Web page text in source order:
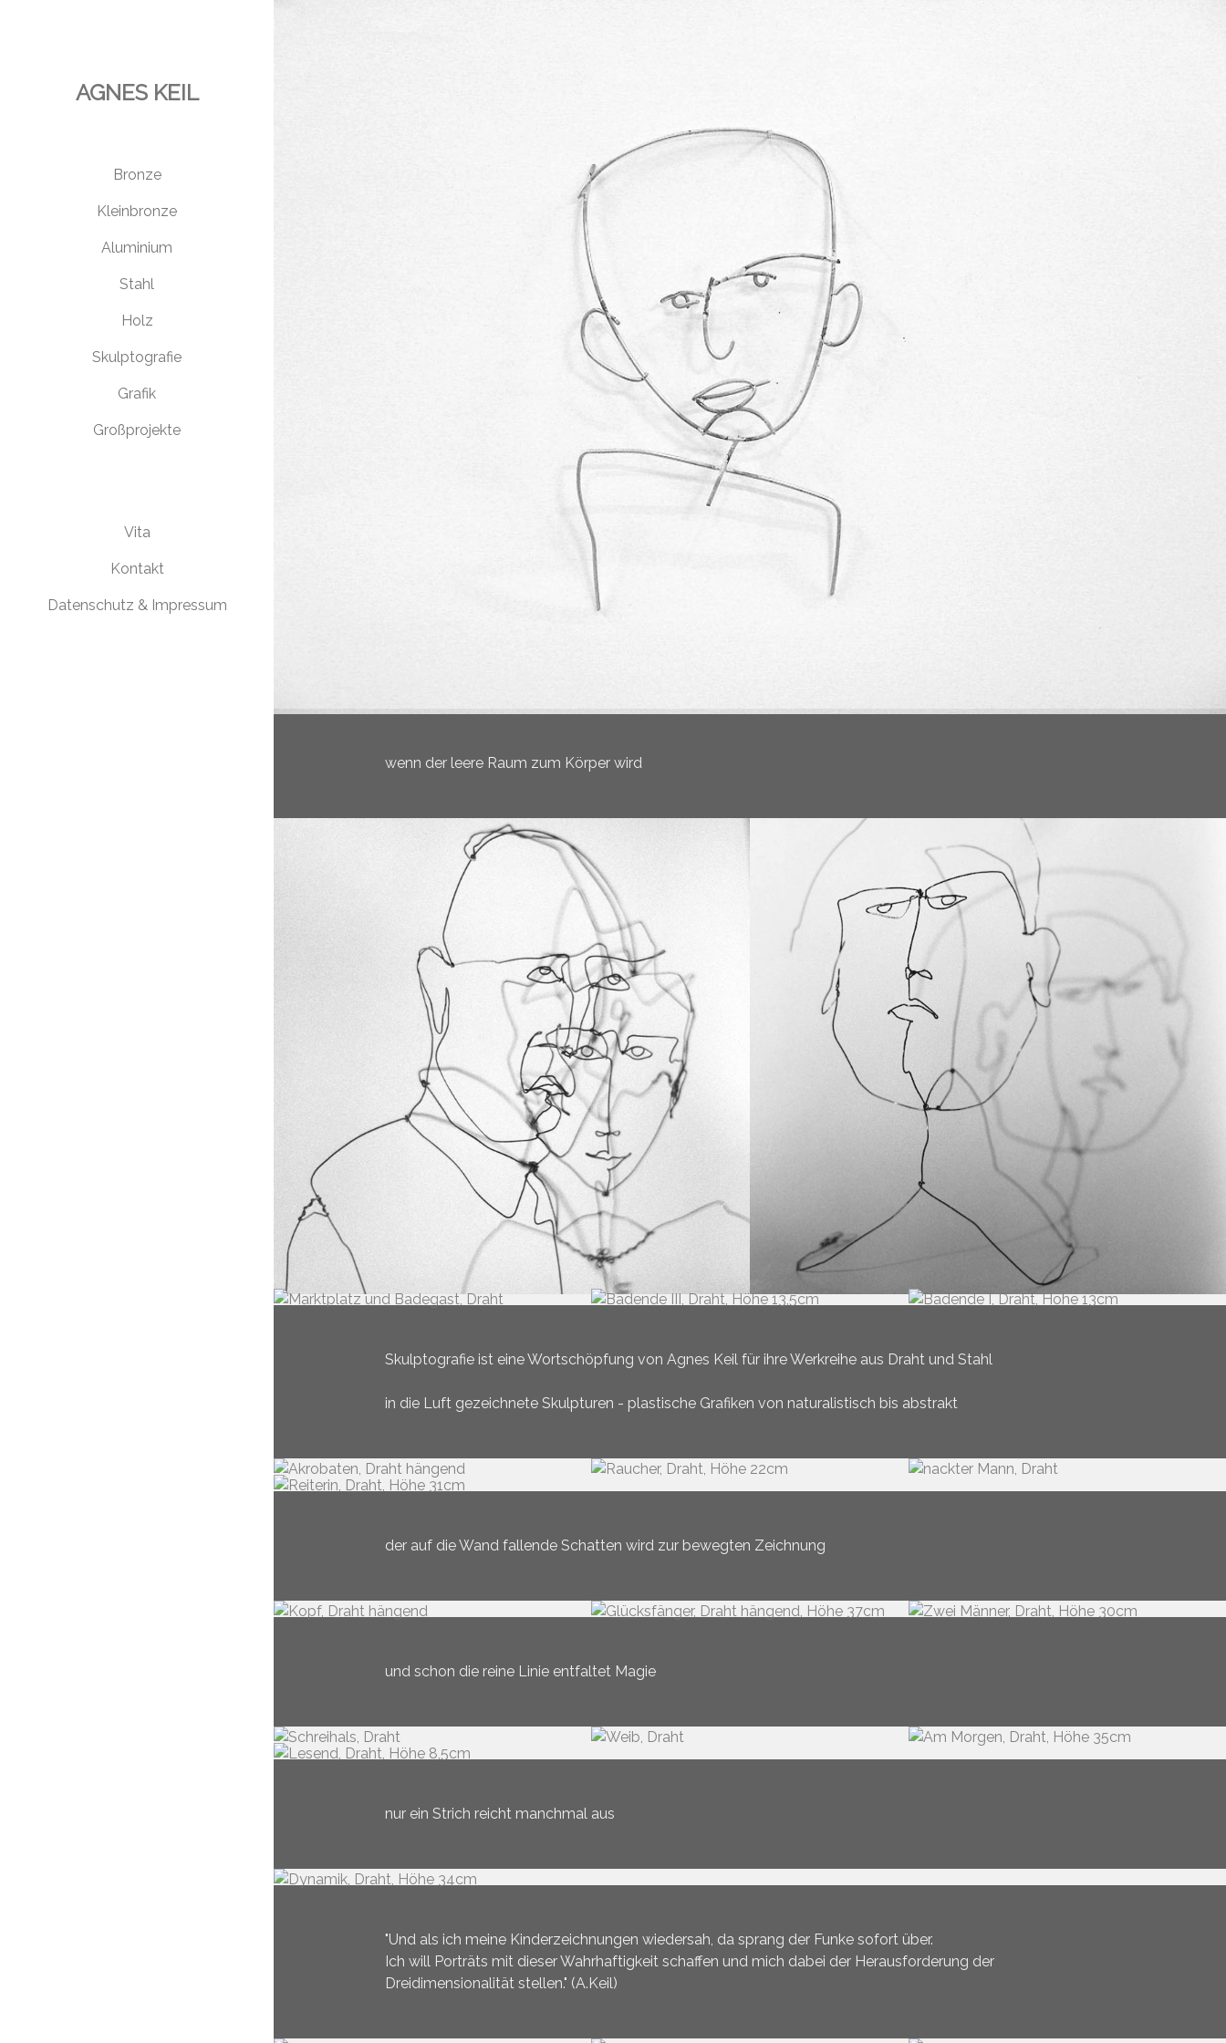
AGNES KEIL
Bronze
Kleinbronze
Aluminium
Stahl
Holz
Skulptografie
Grafik
Großprojekte
Vita
Kontakt
Datenschutz & Impressum
wenn der leere Raum zum Körper wird
Skulptografie ist eine Wortschöpfung von Agnes Keil für ihre Werkreihe aus Draht und Stahl
in die Luft gezeichnete Skulpturen - plastische Grafiken von naturalistisch bis abstrakt
der auf die Wand fallende Schatten wird zur bewegten Zeichnung
und schon die reine Linie entfaltet Magie
nur ein Strich reicht manchmal aus
"Und als ich meine Kinderzeichnungen wiedersah, da sprang der Funke sofort über.
Ich will Porträts mit dieser Wahrhaftigkeit schaffen und mich dabei der Herausforderung der
Dreidimensionalität stellen." (A.Keil)